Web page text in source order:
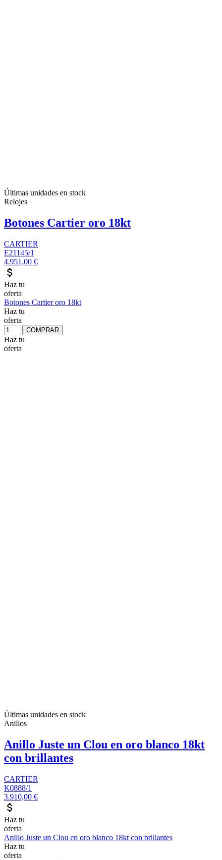
Últimas unidades en stock
Relojes
Botones Cartier oro 18kt
CARTIER
E21145/1
4.951,00 €
attach_money
Haz tu
oferta
Botones Cartier oro 18kt
Haz tu
oferta
COMPRAR
Haz tu
oferta
Últimas unidades en stock
Anillos
Anillo Juste un Clou en oro blanco 18kt
con brillantes
CARTIER
K0888/1
3.910,00 €
attach_money
Haz tu
oferta
Anillo Juste un Clou en oro blanco 18kt con brillantes
Haz tu
oferta